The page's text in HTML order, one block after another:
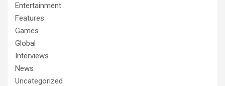
Entertainment
Features
Games
Global
Interviews
News
Uncategorized